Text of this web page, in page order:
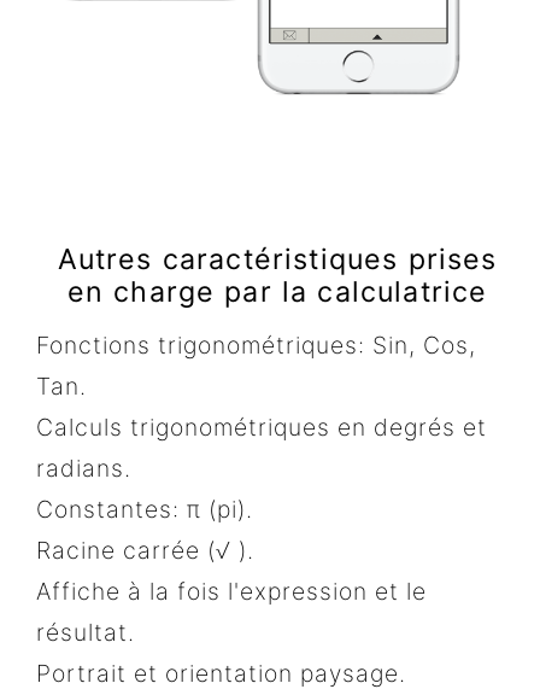
Autres caractéristiques prises
en charge par la calculatrice
Fonctions trigonométriques: Sin, Cos,
Tan.
Calculs trigonométriques en degrés et
radians.
Constantes: π (pi).
Racine carrée (√ ).
Affiche à la fois l'expression et le
résultat.
Portrait et orientation paysage.